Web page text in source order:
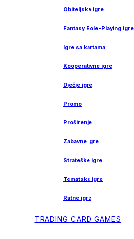
Obiteljske igre
Fantasy Role-Playing igre
Igre sa kartama
Kooperativne igre
Dječje igre
Promo
Proširenje
Zabavne igre
Strateške igre
Tematske igre
Ratne igre
TRADING CARD GAMES